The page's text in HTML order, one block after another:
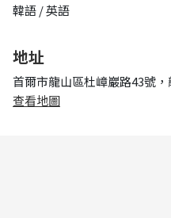
韓語 / 英語
地址
首爾市龍山區杜嶂巖路43號
查看地圖